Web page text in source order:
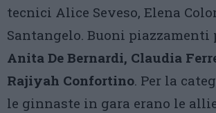
tecnici Alice Seveso, Elena
Santangelo. Buoni piazzamenti
Anita De Bernardi, Claudia
Rajiyah Confortino. Per la
le ginnaste in gara erano le